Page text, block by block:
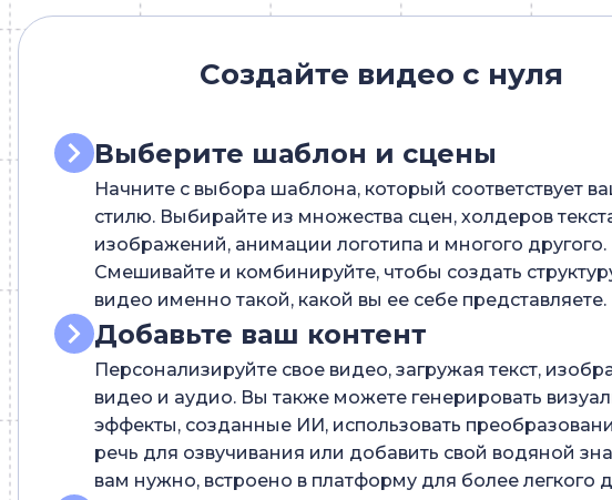
Создайте видео с нуля
Выберите шаблон и сцены
Начните с выбора шаблона, который соответствует
стилю. Выбирайте из множества сцен, холдеров
изображений, анимации логотипа и многого другого.
Смешивайте и комбинируйте, чтобы создать
видео именно такой, какой вы ее себе представляете.
Добавьте ваш контент
Персонализируйте свое видео, загружая текст,
видео и аудио. Вы также можете генерировать
эффекты, созданные ИИ, использовать
речь для озвучивания или добавить свой водяной
вам нужно, встроено в платформу для более легкого